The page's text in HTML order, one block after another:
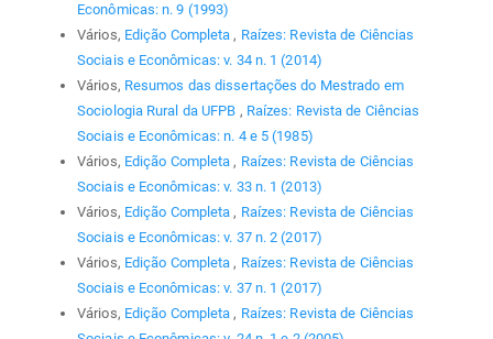
Econômicas: n. 9 (1993)
Vários, Edição Completa, Raízes: Revista de Ciências
Sociais e Econômicas: v. 34 n. 1 (2014)
Vários, Resumos das dissertações do Mestrado em
Sociologia Rural da UFPB , Raízes: Revista de Ciências
Sociais e Econômicas: n. 4 e 5 (1985)
Vários, Edição Completa, Raízes: Revista de Ciências
Sociais e Econômicas: v. 33 n. 1 (2013)
Vários, Edição Completa, Raízes: Revista de Ciências
Sociais e Econômicas: v. 37 n. 2 (2017)
Vários, Edição Completa, Raízes: Revista de Ciências
Sociais e Econômicas: v. 37 n. 1 (2017)
Vários, Edição Completa, Raízes: Revista de Ciências